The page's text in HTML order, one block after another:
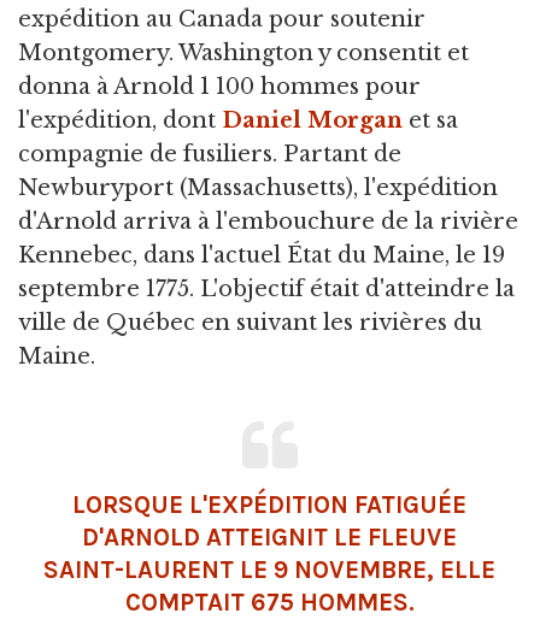
expédition au Canada pour soutenir
Montgomery. Washington y consentit et
donna à Arnold 1 100 hommes pour
l'expédition, dont Daniel Morgan et sa
compagnie de fusiliers. Partant de
Newburyport (Massachusetts), l'expédition
d'Arnold arriva à l'embouchure de la rivière
Kennebec, dans l'actuel État du Maine, le 19
septembre 1775. L'objectif était d'atteindre la
ville de Québec en suivant les rivières du
Maine.
LORSQUE L'EXPÉDITION FATIGUÉE
D'ARNOLD ATTEIGNIT LE FLEUVE
SAINT-LAURENT LE 9 NOVEMBRE, ELLE
COMPTAIT 675 HOMMES.